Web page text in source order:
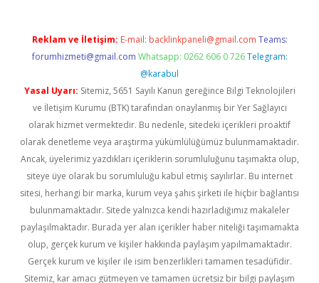
Reklam ve İletişim: E-mail: backlinkpaneli@gmail.com Teams:
forumhizmeti@gmail.com Whatsapp: 0262 606 0 726 Telegram:
@karabul
Yasal Uyarı: Sitemiz, 5651 Sayılı Kanun gereğince Bilgi Teknolojileri
ve İletişim Kurumu (BTK) tarafından onaylanmış bir Yer Sağlayıcı
olarak hizmet vermektedir. Bu nedenle, sitedeki içerikleri proaktif
olarak denetleme veya araştırma yükümlülüğümüz bulunmamaktadır.
Ancak, üyelerimiz yazdıkları içeriklerin sorumluluğunu taşımakta olup,
siteye üye olarak bu sorumluluğu kabul etmiş sayılırlar. Bu internet
sitesi, herhangi bir marka, kurum veya şahıs şirketi ile hiçbir bağlantısı
bulunmamaktadır. Sitede yalnızca kendi hazırladığımız makaleler
paylaşılmaktadır. Burada yer alan içerikler haber niteliği taşımamakta
olup, gerçek kurum ve kişiler hakkında paylaşım yapılmamaktadır.
Gerçek kurum ve kişiler ile isim benzerlikleri tamamen tesadüfidir.
Sitemiz, kar amacı gütmeyen ve tamamen ücretsiz bir bilgi paylaşım